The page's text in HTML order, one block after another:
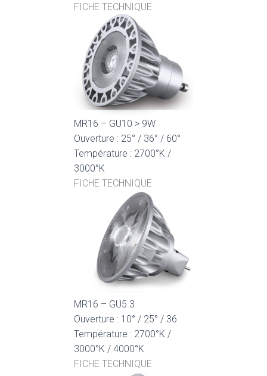
FICHE TECHNIQUE
MR16 – GU10 > 9W
Ouverture : 25° / 36° / 60°
Température : 2700°K /
3000°K
FICHE TECHNIQUE
MR16 – GU5.3
Ouverture : 10° / 25° / 36
Température : 2700°K /
3000°K / 4000°K
FICHE TECHNIQUE